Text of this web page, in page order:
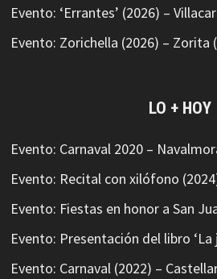
Evento: ‘Errantes’ (2026) –
Evento: Zorichella (2026) – Zorita
LO + HOY
Evento: Carnaval 2020 –
Evento: Recital con xilófono
Evento: Fiestas en honor a San
Evento: Presentación del libro
Evento: Carnaval (2022) –